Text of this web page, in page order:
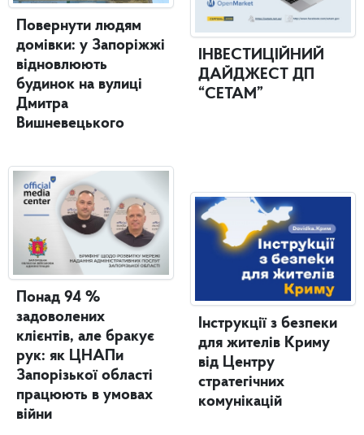
Повернути людям
домівки: у Запоріжжі
відновлюють
будинок на вулиці
Дмитра
Вишневецького
Понад 94 %
задоволених
клієнтів, але бракує
рук: як ЦНАПи
Запорізької області
працюють в умовах
війни
ІНВЕСТИЦІЙНИЙ
ДАЙДЖЕСТ ДП
“СЕТАМ”
Інструкції з безпеки
для жителів Криму
від Центру
стратегічних
комунікацій